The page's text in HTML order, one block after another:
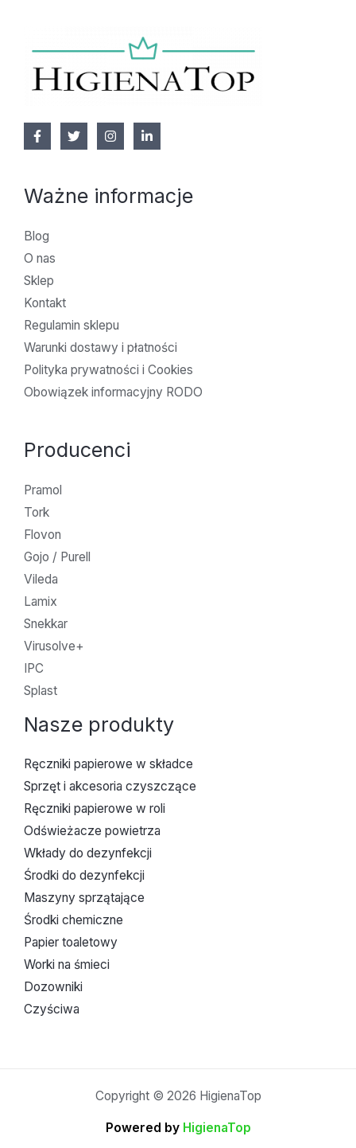
Ważne informacje
Blog
O nas
Sklep
Kontakt
Regulamin sklepu
Warunki dostawy i płatności
Polityka prywatności i Cookies
Obowiązek informacyjny RODO
Producenci
Pramol
Tork
Flovon
Gojo / Purell
Vileda
Lamix
Snekkar
Virusolve+
IPC
Splast
Nasze produkty
Ręczniki papierowe w składce
Sprzęt i akcesoria czyszczące
Ręczniki papierowe w roli
Odświeżacze powietrza
Wkłady do dezynfekcji
Środki do dezynfekcji
Maszyny sprzątające
Środki chemiczne
Papier toaletowy
Worki na śmieci
Dozowniki
Czyściwa
Copyright © 2026 HigienaTop
Powered byHigienaTop